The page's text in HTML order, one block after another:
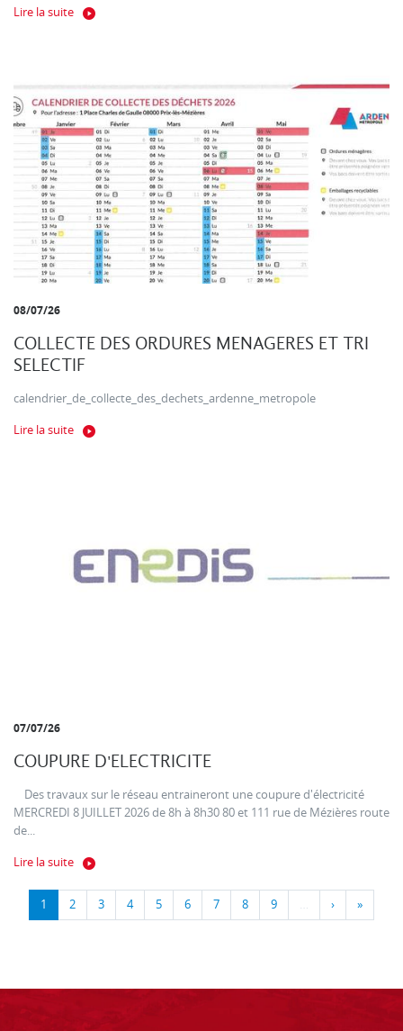
Lire la suite
08/07/26
COLLECTE DES ORDURES MENAGERES ET TRI
SELECTIF
calendrier_de_collecte_des_dechets_ardenne_metropole
Lire la suite
07/07/26
COUPURE D'ELECTRICITE
Des travaux sur le réseau entraineront une coupure d'électricité
MERCREDI 8 JUILLET 2026 de 8h à 8h30 80 et 111 rue de Mézières route
de...
Lire la suite
1 2 3 4 5 6 7 8 9 … › »